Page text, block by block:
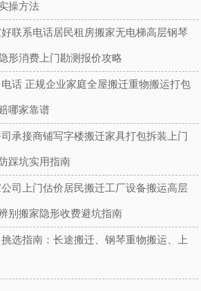
操方法
联系电话居民租房搬家无电梯高层钢琴
形消费上门勘测报价攻略
话 正规企业家庭全屋搬迁重物搬运打包
哪家靠谱
承接商铺写字楼搬迁家具打包拆装上门
踩坑实用指南
司上门估价居民搬迁工厂设备搬运高层
别搬家隐形收费避坑指南
选指南：长途搬迁、钢琴重物搬运、上